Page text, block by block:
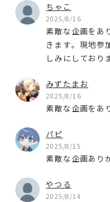
ちゃこ
2025/8/16
素敵な企画をあ
きます。現地参
しみにしており
みずたまお
2025/8/16
素敵な企画をあ
パピ
2025/8/15
素敵な企画あり
やつる
2025/8/14